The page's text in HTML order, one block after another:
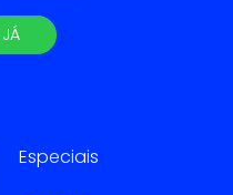
JÁ
Especiais